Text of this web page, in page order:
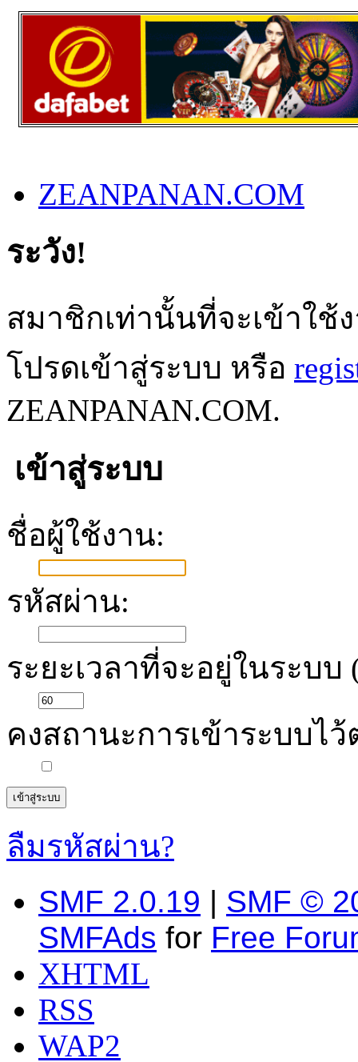
ZEANPANAN.COM
ระวัง!
สมาชิกเท่านั้นที่จะเข้าใช้
โปรดเข้าสู่ระบบ หรือ
ZEANPANAN.COM.
เข้าสู่ระบบ
ชื่อผู้ใช้งาน:
รหัสผ่าน:
ระยะเวลาที่จะอยู่ในระบบ
คงสถานะการเข้าระบบไ
ลืมรหัสผ่าน?
SMF 2.0.19 | SMF ©
SMFAds for Free
XHTML
RSS
WAP2